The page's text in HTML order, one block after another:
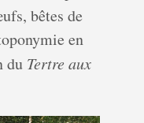
bêtes de
en
du Tertre aux